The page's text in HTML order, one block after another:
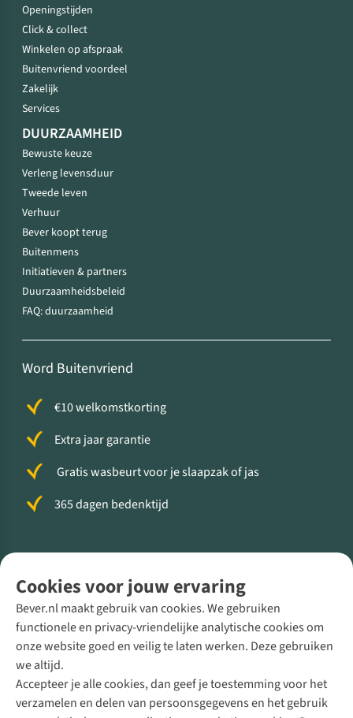
Cookies voor jouw ervaring
Bever.nl maakt gebruik van cookies. We gebruiken
functionele en privacy-vriendelijke analytische cookies om
onze website goed en veilig te laten werken. Deze gebruiken
we altijd.
Accepteer je alle cookies, dan geef je toestemming voor het
verzamelen en delen van persoonsgegevens en het gebruik
Openingstijden
Click & collect
Winkelen op afspraak
Buitenvriend voordeel
Zakelijk
Services
DUURZAAMHEID
Bewuste keuze
Verleng levensduur
Tweede leven
Verhuur
Bever koopt terug
Buitenmens
Initiatieven & partners
Duurzaamheidsbeleid
FAQ: duurzaamheid
Word Buitenvriend
€10 welkomstkorting
Extra jaar garantie
Gratis wasbeurt voor je slaapzak of jas
365 dagen bedenktijd
Direct advies van een Buitenexpert
+31 (0)85 888 50 88
+31 6 12 28 49 80